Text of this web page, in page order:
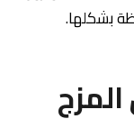
بشكلها.